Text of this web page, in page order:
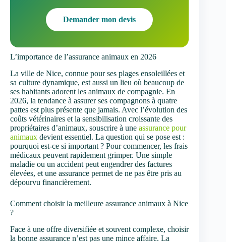
Demander mon devis
L’importance de l’assurance animaux en 2026
La ville de Nice, connue pour ses plages ensoleillées et
sa culture dynamique, est aussi un lieu où beaucoup de
ses habitants adorent les animaux de compagnie. En
2026, la tendance à assurer ses compagnons à quatre
pattes est plus présente que jamais. Avec l’évolution des
coûts vétérinaires et la sensibilisation croissante des
propriétaires d’animaux, souscrire à une assurance pour
animaux devient essentiel. La question qui se pose est :
pourquoi est-ce si important ? Pour commencer, les frais
médicaux peuvent rapidement grimper. Une simple
maladie ou un accident peut engendrer des factures
élevées, et une assurance permet de ne pas être pris au
dépourvu financièrement.
Comment choisir la meilleure assurance animaux à Nice
?
Face à une offre diversifiée et souvent complexe, choisir
la bonne assurance n’est pas une mince affaire. La